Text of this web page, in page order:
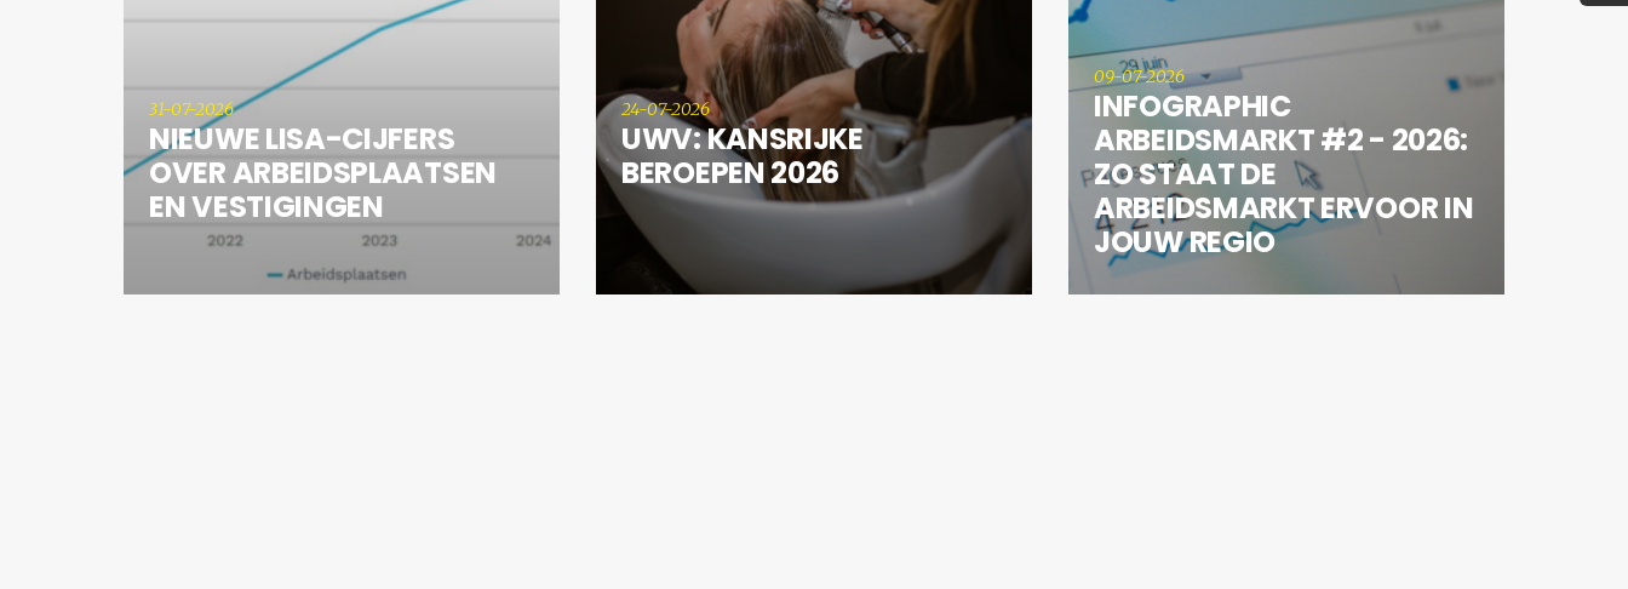
31-07-2026
NIEUWE LISA-CIJFERS
OVER ARBEIDSPLAATSEN
EN VESTIGINGEN
24-07-2026
UWV: KANSRIJKE
BEROEPEN 2026
09-07-2026
INFOGRAPHIC
ARBEIDSMARKT #2 - 2026:
ZO STAAT DE
ARBEIDSMARKT ERVOOR IN
JOUW REGIO